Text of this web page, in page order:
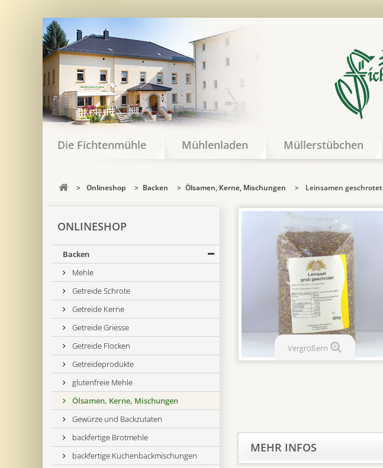
Die Fichtenmühle Mühlenladen Müllerstübchen
> Onlineshop > Backen > Ölsamen, Kerne, Mischungen > Leinsamen geschrotet
ONLINESHOP
Backen
Mehle
Getreide Schrote
Getreide Kerne
Getreide Griesse
Getreide Flocken
Getreideprodukte
glutenfreie Mehle
Ölsamen, Kerne, Mischungen
Gewürze und Backzutaten
backfertige Brotmehle
backfertige Kuchenbackmischungen
Vergrößern
MEHR INFOS